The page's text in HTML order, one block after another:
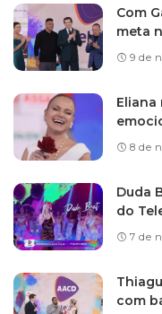
Com
meta
9 de
Eliana
8 de
Duda
do
7 de
com